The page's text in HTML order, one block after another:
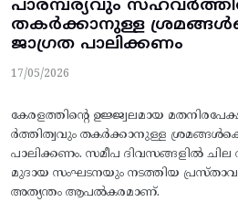
പാരമ്പര്യവും
തകര്‍ക്കാനുള്ള
ജാഗ്രത പാലിക്കണം
17/05/2026
കേരളത്തിന്റെ ഉജ്ജ്വലമായ
ര്‍ത്തിത്വവും തകര്‍ക്കാനുള്ള
പാലിക്കണം. സമീപ ദിവസങ്ങളില്‍ ചില
മുദായ സംഘടനയും നടത്തിയ
അത്യന്തം ആപല്‍കരമാണ്‌.